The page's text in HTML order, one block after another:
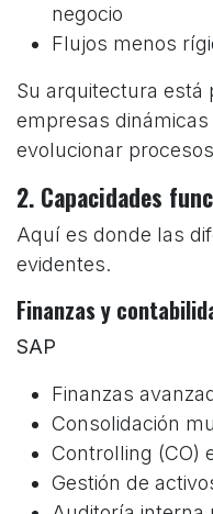
negocio
Flujos menos
Su arquitectura está
empresas
evolucionar
2. Capacidades
Aquí es donde las
evidentes.
Finanzas y
SAP
Finanzas
Consolidación
Controlling (CO)
Gestión de